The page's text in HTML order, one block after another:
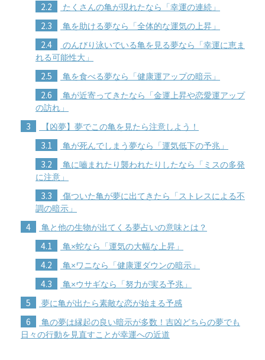
2.2 たくさんの亀が現れたなら「幸運の連続」
2.3 亀を助ける夢なら「全体的な運気の上昇」
2.4
のんびり泳いでいる亀を見る夢なら「幸運に恵ま
れる可能性大」
2.5 亀を食べる夢なら「健康運アップの暗示」
2.6
亀が近寄ってきたなら「金運上昇や恋愛運アップ
の訪れ」
3 【凶夢】夢でこの亀を見たら注意しよう！
3.1 亀が死んでしまう夢なら「運気低下の予兆」
3.2
亀に嚙まれたり襲われたりしたなら「ミスの多発
に注意」
3.3
傷ついた亀が夢に出てきたら「ストレスによる不
調の暗示」
4 亀と他の生物が出てくる夢占いの意味とは？
4.1 亀×蛇なら「運気の大幅な上昇」
4.2 亀×ワニなら「健康運ダウンの暗示」
4.3 亀×ウサギなら「努力が実る予兆」
5 夢に亀が出たら素敵な恋が始まる予感
6
亀の夢は縁起の良い暗示が多数！吉凶どちらの夢でも
日々の行動を見直すことが幸運への近道